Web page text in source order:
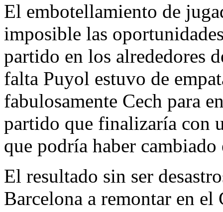
El embotellamiento de
imposible las
partido en los alrededores
falta Puyol estuvo de
fabulosamente Cech para
partido que finalizaría con
que podría haber
El resultado sin ser
Barcelona a remontar en el